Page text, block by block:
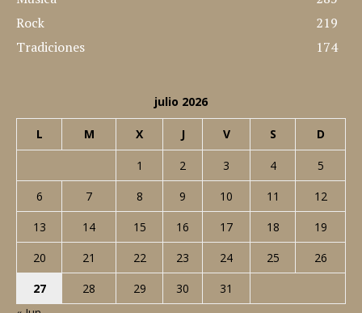
Rock
219
Tradiciones
174
julio 2026
L M X J V S D
1 2 3 4
5
6
7 8 9 10 11
12
13
14 15 16 17 18
19
20
21 22 23 24 25
26
27
28 29 30
31